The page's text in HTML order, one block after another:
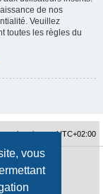
vous
de nos
Veuillez
toutes les règles du
horaire surUTC+02:00
Limited